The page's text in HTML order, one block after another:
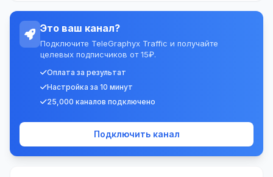
Это ваш канал?
Подключите TeleGraphyx Traffic и получайте
целевых подписчиков от 15₽.
Оплата за результат
Настройка за 10 минут
25,000 каналов подключено
Подключить канал